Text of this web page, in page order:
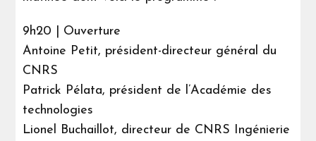
9h20 | Ouverture
Antoine Petit, président-directeur général du
CNRS
Patrick Pélata, président de l’Académie des
technologies
Lionel Buchaillot, directeur de CNRS Ingénierie